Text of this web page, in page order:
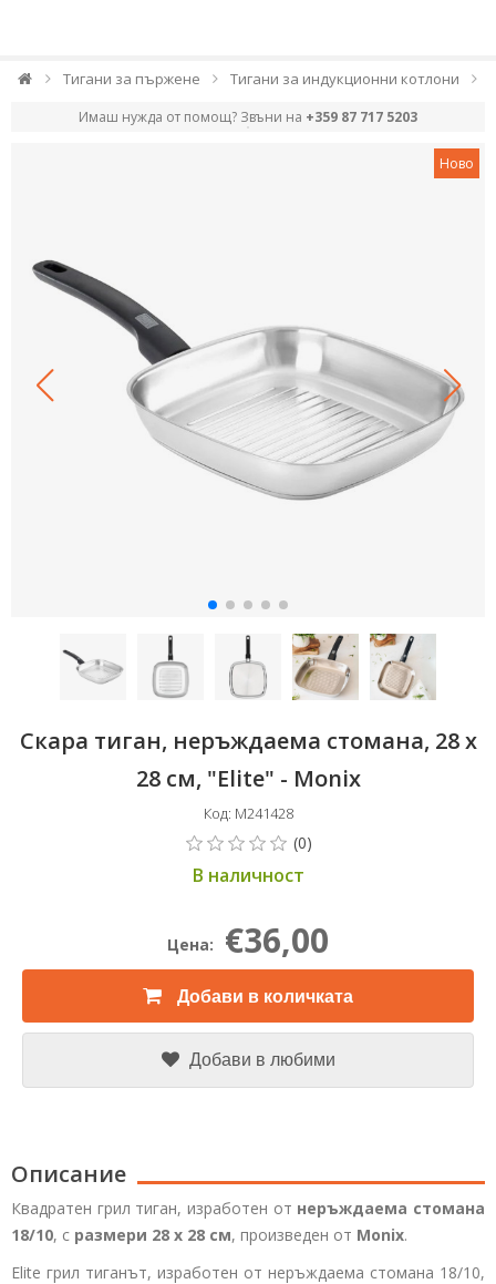
Тигани за пържене Тигани за индукционни котлони
Имаш нужда от помощ? Звъни на +359 87 717 5203
Ново
Скара тиган, неръждаема стомана, 28 x
28 см, "Elite" - Monix
Код: M241428
В наличност
Цена: €36,00
Добави в количката
Добави в любими
Описание
Квадратен грил тиган, изработен от неръждаема стомана
18/10, с размери 28 x 28 см, произведен от Monix.
Elite грил тиганът, изработен от неръждаема стомана 18/10,